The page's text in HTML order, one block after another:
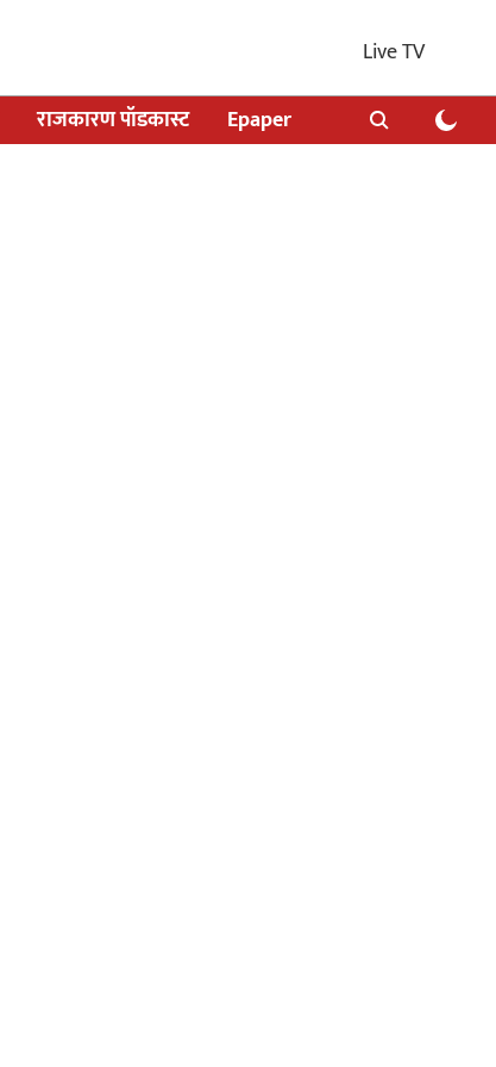
Live TV
राजकारण पॉडकास्ट Epaper